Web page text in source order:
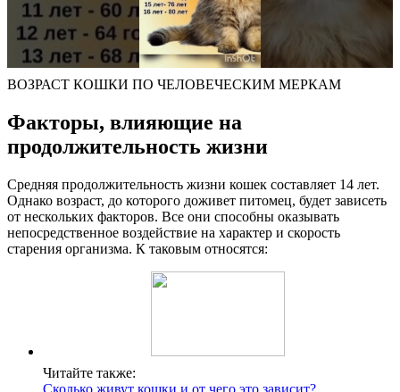
ВОЗРАСТ КОШКИ ПО ЧЕЛОВЕЧЕСКИМ МЕРКАМ
Факторы, влияющие на
продолжительность жизни
Средняя продолжительность жизни кошек составляет 14 лет.
Однако возраст, до которого доживет питомец, будет зависеть
от нескольких факторов. Все они способны оказывать
непосредственное воздействие на характер и скорость
старения организма. К таковым относятся:
Читайте также:
Сколько живут кошки и от чего это зависит?